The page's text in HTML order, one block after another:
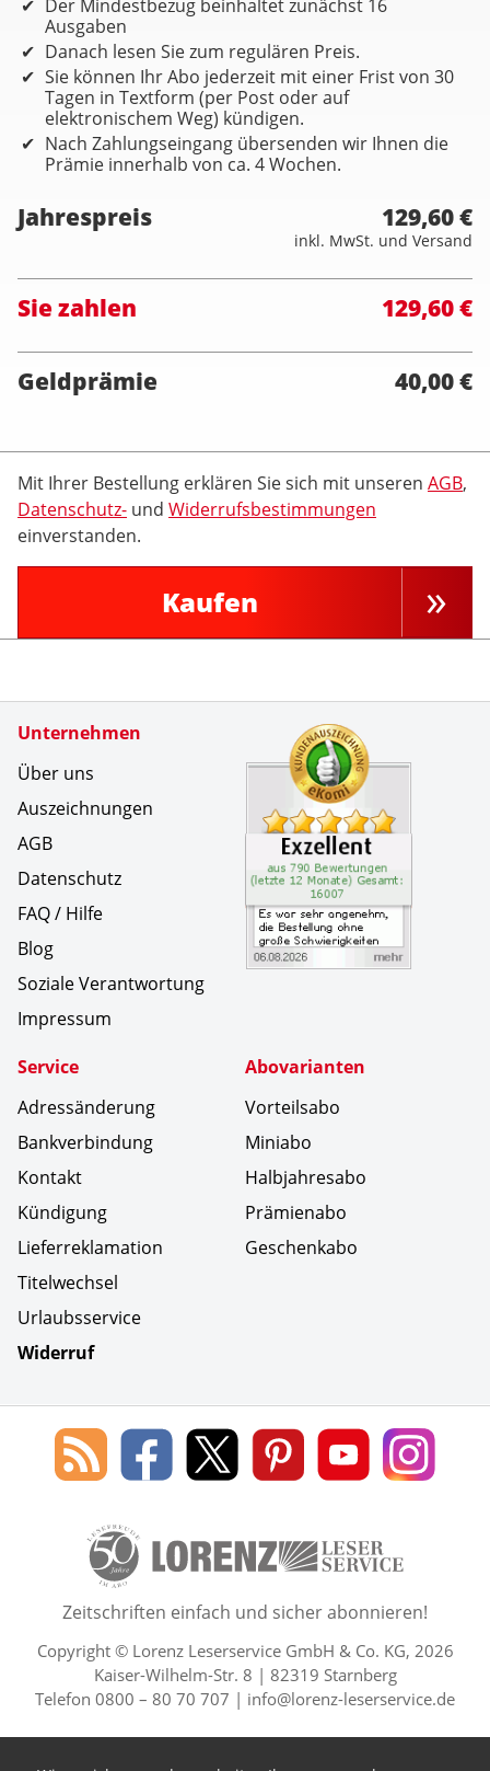
Der Mindestbezug beinhaltet zunächst 16
Ausgaben
Danach lesen Sie zum regulären Preis.
Sie können Ihr Abo jederzeit mit einer Frist von 30
Tagen in Textform (per Post oder auf
elektronischem Weg) kündigen.
Nach Zahlungseingang übersenden wir Ihnen die
Prämie innerhalb von ca. 4 Wochen.
Jahrespreis 129,60 €
inkl. MwSt. und Versand
Sie zahlen 129,60 €
Geldprämie 40,00 €
Mit Ihrer Bestellung erklären Sie sich mit unseren AGB,
Datenschutz- und Widerrufsbestimmungen
einverstanden.
Kaufen
Unternehmen
Über uns
Auszeichnungen
AGB
Datenschutz
FAQ / Hilfe
Blog
Soziale Verantwortung
Impressum
Service
Adressänderung
Bankverbindung
Kontakt
Kündigung
Lieferreklamation
Titelwechsel
Urlaubsservice
Widerruf
Abovarianten
Vorteilsabo
Miniabo
Halbjahresabo
Prämienabo
Geschenkabo
Zertifikate
Social Media
Blog
des
Leserservice
Lorenz
Leserservice
Lorenz
Leserservice
Lorenz
Leserservice
Lorenz
Leserservice
Lorenz
50 Lesefreude im Abo Jahre
Zeitschriften einfach und sicher abonnieren!
Copyright © Lorenz Leserservice GmbH & Co. KG, 2026
Kaiser-Wilhelm-Str. 8 | 82319 Starnberg
Telefon 0800 – 80 70 707 | info@lorenz-leserservice.de